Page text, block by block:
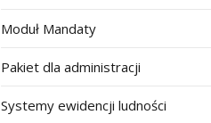
Moduł Mandaty
Pakiet dla administracji
Systemy ewidencji ludności